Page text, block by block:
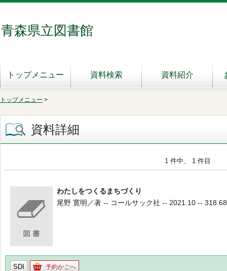
青森県立図書館
トップメニュー 資料検索 資料紹介
トップメニュー >
資料詳細
1 件中、 1 件目
わたしをつくるまちづくり
尾野 寛明／著 -- コールサック社 -- 2021.10 --
SDI 予約かごへ